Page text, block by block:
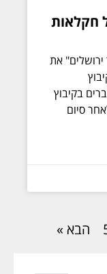
חקלאות
את
בקיבוץ
סיום
הבא »